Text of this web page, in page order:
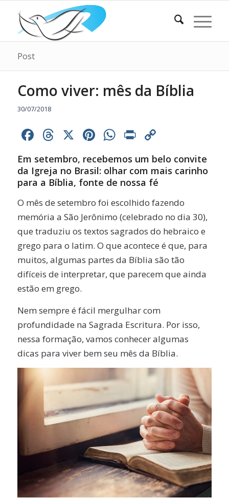
Post
Como viver: mês da Bíblia
30/07/2018
Facebook
Threads
X Pinterest
WhatsApp
Print
Link
Em setembro, recebemos um belo convite
da Igreja no Brasil: olhar com mais carinho
para a Bíblia, fonte de nossa fé
O mês de setembro foi escolhido fazendo
memória a São Jerônimo (celebrado no dia 30),
que traduziu os textos sagrados do hebraico e
grego para o latim. O que acontece é que, para
muitos, algumas partes da Bíblia são tão
difíceis de interpretar, que parecem que ainda
estão em grego.
Nem sempre é fácil mergulhar com
profundidade na Sagrada Escritura. Por isso,
nessa formação, vamos conhecer algumas
dicas para viver bem seu mês da Bíblia.